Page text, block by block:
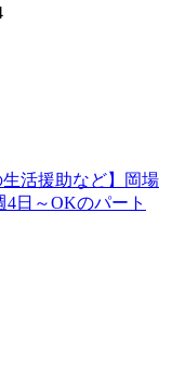
生活援助など】岡場
日～OKのパート